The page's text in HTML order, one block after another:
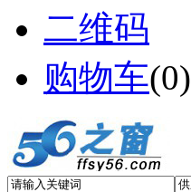
二维码
购物车(0)